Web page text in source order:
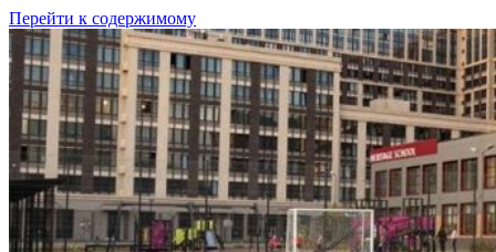
Перейти к содержимому